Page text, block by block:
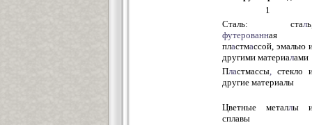
1
Сталь: стал
футерованная
пластмассой, эмалью
другими материалами
Пластмассы, стекло
другие материалы
Цветные металлы
сплавы